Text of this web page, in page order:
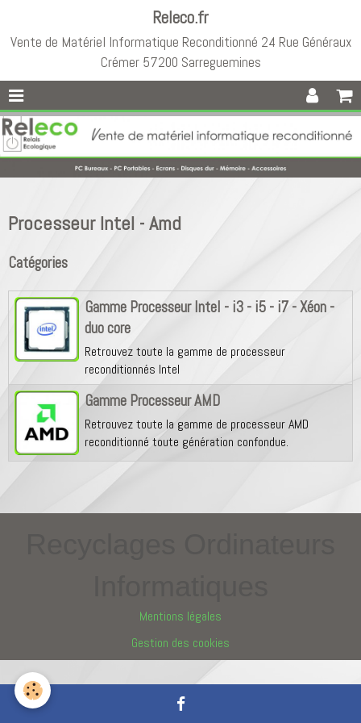
Releco.fr
Vente de Matériel Informatique Reconditionné 24 Rue Généraux
Crémer 57200 Sarreguemines
Processeur Intel - Amd
Catégories
Gamme Processeur Intel - i3 - i5 - i7 - Xéon -
duo core
Retrouvez toute la gamme de processeur
reconditionnés Intel
Gamme Processeur AMD
Retrouvez toute la gamme de processeur AMD
reconditionné toute génération confondue.
Mentions légales
Gestion des cookies